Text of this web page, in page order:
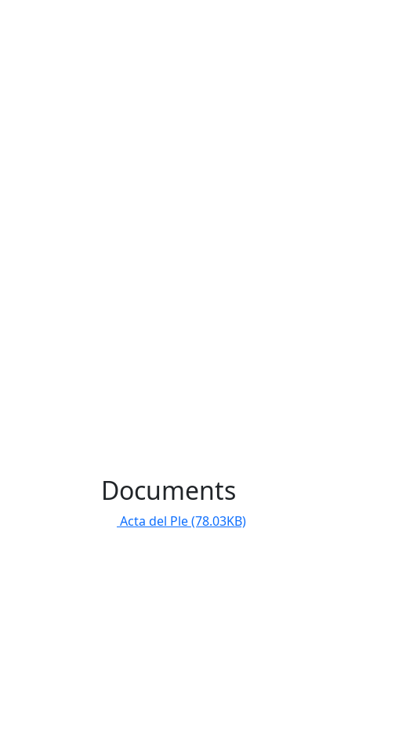
Documents
Acta del Ple(78.03KB)